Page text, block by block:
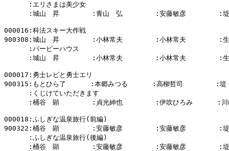
      :エリさまは美少女
:城山　昇        :青山　弘        :安藤敏彦        :堤
000016:科法スキー大作戦
900308:城山　昇        :小林常夫        :小林常夫        :生
      :パーピーハウス
:城山　昇        :小林常夫        :小林常夫        :生
000017:勇士レビと勇士エリ
900315:もとひら了      :本郷みつる      :高柳哲司        :堤
      :くじけていただきます
:桶谷　顕        :貞光紳也        :伊吹ひろみ      :川
000018:ふしぎな温泉旅行(前編)
900322:桶谷　顕        :安藤敏彦        :安藤敏彦        :堤
      :ふしぎな温泉旅行(後編)
:桶谷　顕        :安藤敏彦        :安藤敏彦        :堤